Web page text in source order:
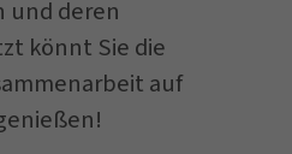
und deren
könnt Sie die
auf